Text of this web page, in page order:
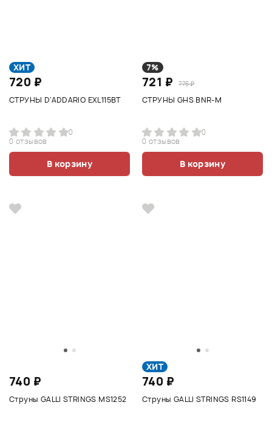
ХИТ
720 ₽
СТРУНЫ D'ADDARIO EXL115BT
0
0 отзывов
В корзину
7%
721 ₽ 775 ₽
СТРУНЫ GHS BNR-M
0
0 отзывов
В корзину
740 ₽
Струны GALLI STRINGS MS1252
ХИТ
740 ₽
Струны GALLI STRINGS RS1149